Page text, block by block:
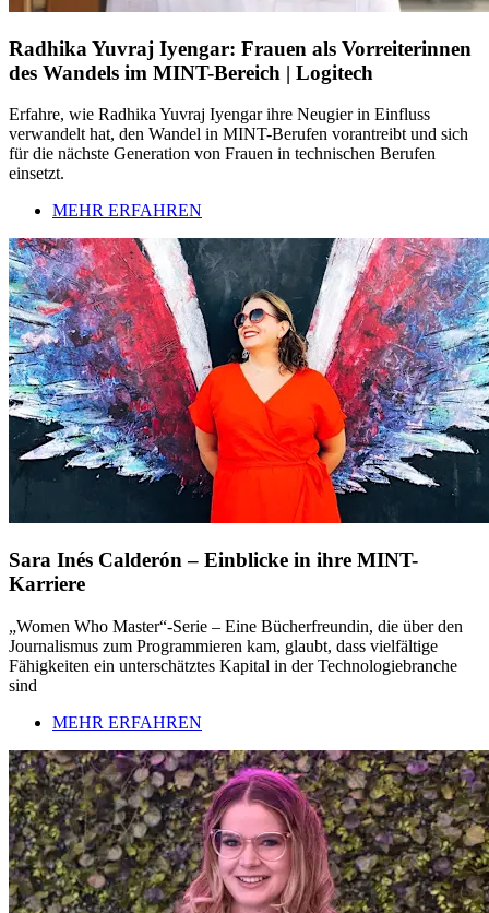
Radhika Yuvraj Iyengar: Frauen als Vorreiterinnen
des Wandels im MINT-Bereich | Logitech
Erfahre, wie Radhika Yuvraj Iyengar ihre Neugier in Einfluss
verwandelt hat, den Wandel in MINT-Berufen vorantreibt und sich
für die nächste Generation von Frauen in technischen Berufen
einsetzt.
MEHR ERFAHREN
Sara Inés Calderón – Einblicke in ihre MINT-
Karriere
„Women Who Master“-Serie – Eine Bücherfreundin, die über den
Journalismus zum Programmieren kam, glaubt, dass vielfältige
Fähigkeiten ein unterschätztes Kapital in der Technologiebranche
sind
MEHR ERFAHREN